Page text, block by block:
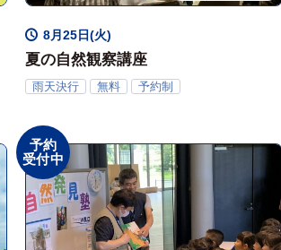
8月25日(火)
夏の自然観察講座
雨天決行 無料 予約制
予約
受付中